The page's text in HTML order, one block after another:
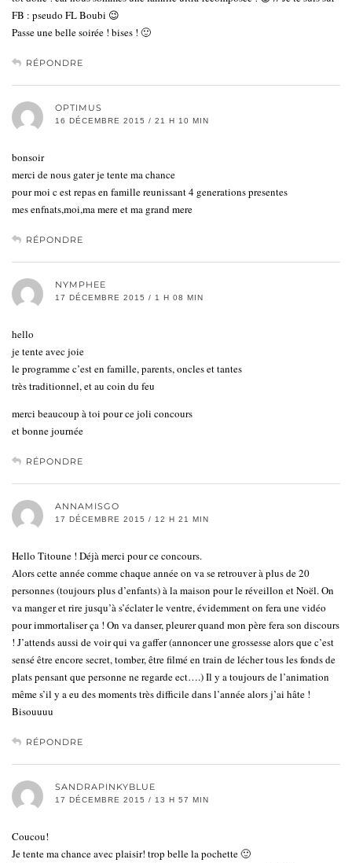
FB : pseudo FL Boubi 😉
Passe une belle soirée ! bises ! 🙂
RÉPONDRE
OPTIMUS
16 DÉCEMBRE 2015 / 21 H 10 MIN
bonsoir
merci de nous gater je tente ma chance
pour moi c est repas en famille reunissant 4 generations presentes
mes enfnats,moi,ma mere et ma grand mere
RÉPONDRE
NYMPHEE
17 DÉCEMBRE 2015 / 1 H 08 MIN
hello
je tente avec joie
le programme c’est en famille, parents, oncles et tantes
très traditionnel, et au coin du feu
merci beaucoup à toi pour ce joli concours
et bonne journée
RÉPONDRE
ANNAMISGO
17 DÉCEMBRE 2015 / 12 H 21 MIN
Hello Titoune ! Déjà merci pour ce concours.
Alors cette année comme chaque année on va se retrouver à plus de 20
personnes (toujours plus d’enfants) à la maison pour le réveillon et Noël. On
va manger et rire jusqu’à s’éclater le ventre, évidemment on fera une vidéo
pour immortaliser ça ! On va danser, pleurer quand mon père fera son discours
! J’attends aussi de voir qui va gaffer (annoncer une grossesse alors que c’est
sensé être encore secret, tomber, être filmé en train de lécher tous les fonds de
plats pensant que personne ne regarde ect….) Il y a toujours de l’animation
même s’il y a eu des moments très difficile dans l’année alors j’ai hâte !
Bisouuuu
RÉPONDRE
SANDRAPINKYBLUE
17 DÉCEMBRE 2015 / 13 H 57 MIN
Coucou!
Je tente ma chance avec plaisir! trop belle la pochette 🙂